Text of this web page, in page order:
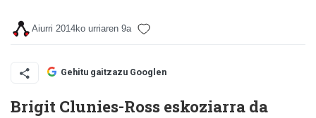
Aiurri 2014ko urriaren 9a
Gehitu gaitzazu Googlen
Brigit Clunies-Ross eskoziarra da